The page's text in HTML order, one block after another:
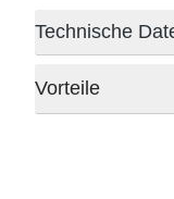
Technische
Vorteile